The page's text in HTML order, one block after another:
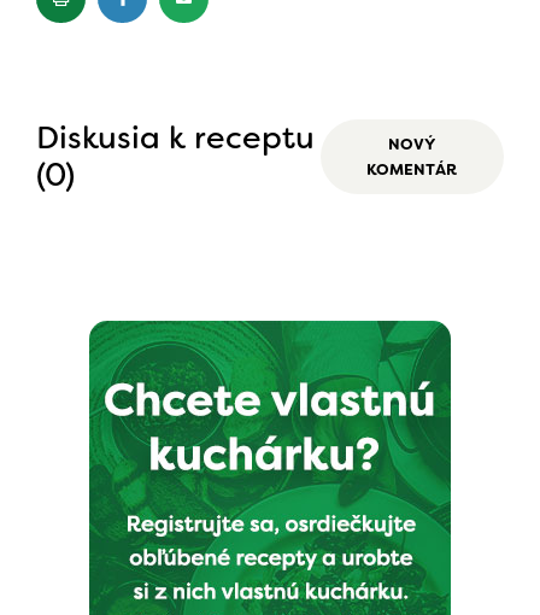
Diskusia k receptu
(0)
NOVÝ
KOMENTÁR